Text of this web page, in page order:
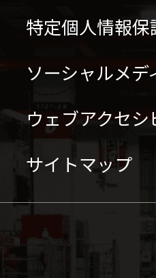
特定個人情報保
ソーシャルメデ
ウェブアクセシ
サイトマップ